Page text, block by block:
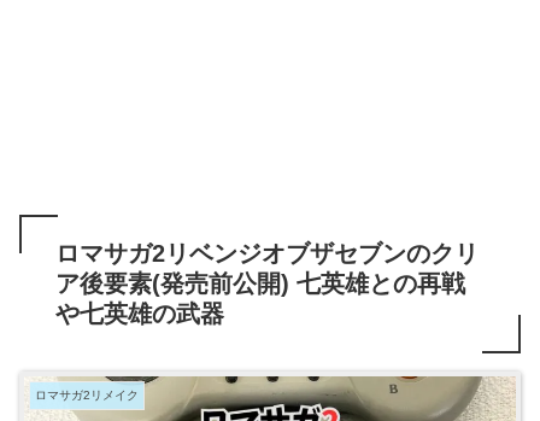
ロマサガ2リベンジオブザセブンのクリ
ア後要素(発売前公開) 七英雄との再戦
や七英雄の武器
ロマサガ2リメイク